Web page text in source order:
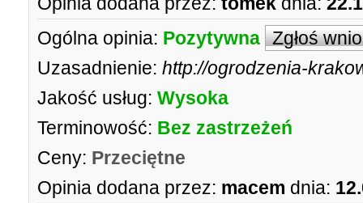
Ogólna opinia: Pozytywna Zgłoś
Uzasadnienie: http://ogrodzenia-
Jakość usług: Wysoka
Terminowość: Bez zastrzeżeń
Ceny: Przeciętne
Opinia dodana przez: macem dnia: